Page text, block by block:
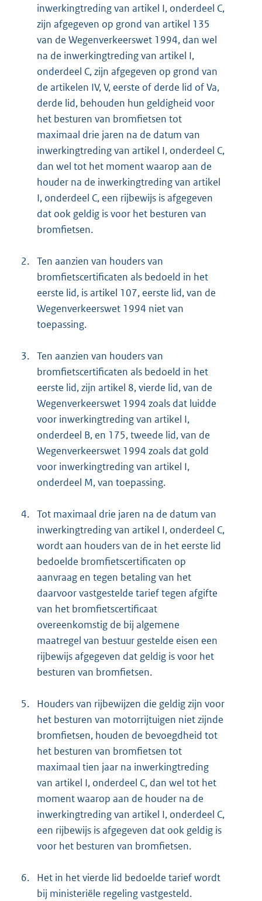
inwerkingtreding van artikel I, onderdeel C,
zijn afgegeven op grond van artikel 135
van de Wegenverkeerswet 1994, dan wel
na de inwerkingtreding van artikel I,
onderdeel C, zijn afgegeven op grond van
de artikelen IV, V, eerste of derde lid of Va,
derde lid, behouden hun geldigheid voor
het besturen van bromfietsen tot
maximaal drie jaren na de datum van
inwerkingtreding van artikel I, onderdeel C,
dan wel tot het moment waarop aan de
houder na de inwerkingtreding van artikel
I, onderdeel C, een rijbewijs is afgegeven
dat ook geldig is voor het besturen van
bromfietsen.
2. Ten aanzien van houders van
bromfietscertificaten als bedoeld in het
eerste lid, is artikel 107, eerste lid, van de
Wegenverkeerswet 1994 niet van
toepassing.
3. Ten aanzien van houders van
bromfietscertificaten als bedoeld in het
eerste lid, zijn artikel 8, vierde lid, van de
Wegenverkeerswet 1994 zoals dat luidde
voor inwerkingtreding van artikel I,
onderdeel B, en 175, tweede lid, van de
Wegenverkeerswet 1994 zoals dat gold
voor inwerkingtreding van artikel I,
onderdeel M, van toepassing.
4. Tot maximaal drie jaren na de datum van
inwerkingtreding van artikel I, onderdeel C,
wordt aan houders van de in het eerste lid
bedoelde bromfietscertificaten op
aanvraag en tegen betaling van het
daarvoor vastgestelde tarief tegen afgifte
van het bromfietscertificaat
overeenkomstig de bij algemene
maatregel van bestuur gestelde eisen een
rijbewijs afgegeven dat geldig is voor het
besturen van bromfietsen.
5.
Houders van rijbewijzen die geldig zijn voor
het besturen van motorrijtuigen niet zijnde
bromfietsen, houden de bevoegdheid tot
het besturen van bromfietsen tot
maximaal tien jaar na inwerkingtreding
van artikel I, onderdeel C, dan wel tot het
moment waarop aan de houder na de
inwerkingtreding van artikel I, onderdeel C,
een rijbewijs is afgegeven dat ook geldig is
voor het besturen van bromfietsen.
6.
Het in het vierde lid bedoelde tarief wordt
bij ministeriële regeling vastgesteld.